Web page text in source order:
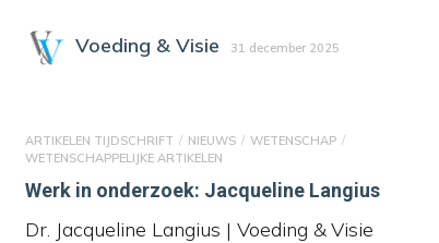
Voeding & Visie 31 december 2025
ARTIKELEN TIJDSCHRIFT NIEUWS
WETENSCHAP
WETENSCHAPPELIJKE ARTIKELEN
Werk in onderzoek: Jacqueline Langius
Dr. Jacqueline Langius | Voeding & Visie